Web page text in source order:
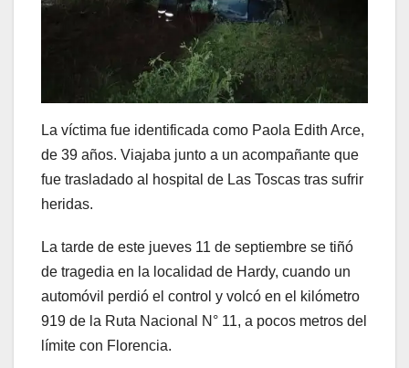
La víctima fue identificada como Paola Edith Arce,
de 39 años. Viajaba junto a un acompañante que
fue trasladado al hospital de Las Toscas tras sufrir
heridas.
La tarde de este jueves 11 de septiembre se tiñó
de tragedia en la localidad de Hardy, cuando un
automóvil perdió el control y volcó en el kilómetro
919 de la Ruta Nacional N° 11, a pocos metros del
límite con Florencia.